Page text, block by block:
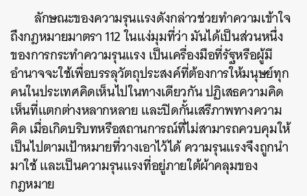
ลักษณะของความรุนแรงดังกล่าวช่วยทำความเข้าใจ
ถึงกฎหมายมาตรา 112 ในแง่มุมที่ว่า มันได้เป็นส่วนหนึ่ง
ของการกระทำความรุนแรง เป็นเครื่องมือที่รัฐหรือผู้มี
อำนาจจะใช้เพื่อบรรลุวัตถุประสงค์ที่ต้องการให้มนุษย์ทุก
คนในประเทศคิดเห็นไปในทางเดียวกัน ปฏิเสธความคิด
เห็นที่แตกต่างหลากหลาย และปิดกั้นเสรีภาพทางความ
คิด เมื่อเกิดบริบทหรือสถานการณ์ที่ไม่สามารถควบคุมให้
เป็นไปตามเป้าหมายที่วางเอาไว้ได้ ความรุนแรงจึงถูกนำ
มาใช้ และเป็นความรุนแรงที่อยู่ภายใต้ผ้าคลุมของ
กฎหมาย